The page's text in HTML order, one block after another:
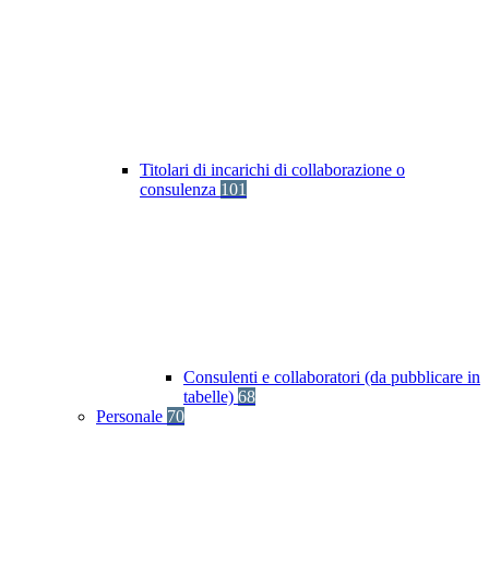
Titolari di incarichi di collaborazione o
consulenza 101
Consulenti e collaboratori (da pubblicare in
tabelle) 68
Personale 70